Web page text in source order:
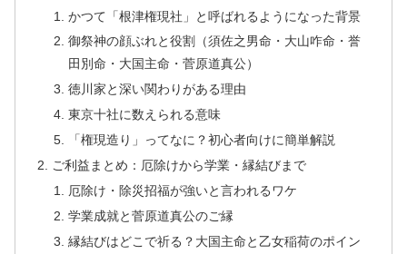
かつて「根津権現社」と呼ばれるようになった背景
御祭神の顔ぶれと役割（須佐之男命・大山咋命・誉
田別命・大国主命・菅原道真公）
徳川家と深い関わりがある理由
東京十社に数えられる意味
「権現造り」ってなに？初心者向けに簡単解説
ご利益まとめ：厄除けから学業・縁結びまで
厄除け・除災招福が強いと言われるワケ
学業成就と菅原道真公のご縁
縁結びはどこで祈る？大国主命と乙女稲荷のポイン